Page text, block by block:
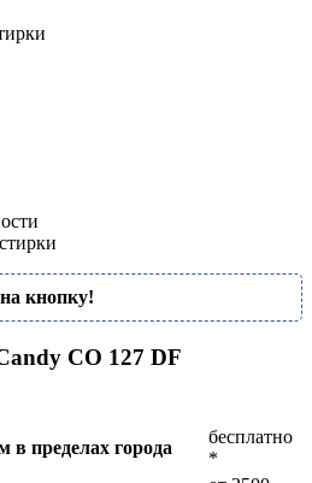
кнопку!
CO 127 DF
в пределах города
бесплатно
*